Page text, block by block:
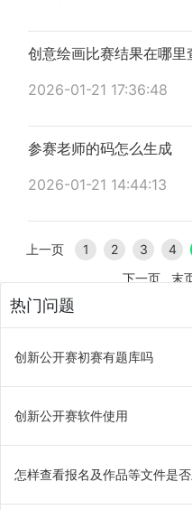
创意绘画比赛结果在哪里
2026-01-21 17:36:48
参赛老师的码怎么生成
2026-01-21 14:44:13
上一页 1 2 3 4
下一页
末
热门问题
创新公开赛初赛有题库吗
创新公开赛软件使用
怎样查看报名及作品等文件是